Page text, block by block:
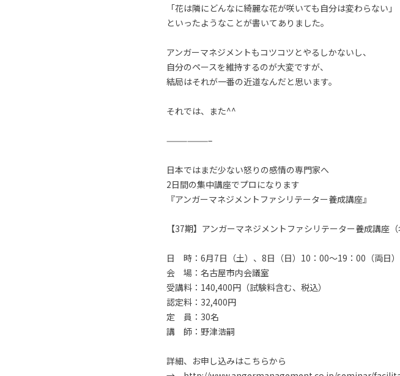
「花は隣にどんなに綺麗な花が咲いても自分は変わらない」
といったようなことが書いてありました。
アンガーマネジメントもコツコツとやるしかないし、
自分のペースを維持するのが大変ですが、
結局はそれが一番の近道なんだと思います。
それでは、また^^
——————–
日本ではまだ少ない怒りの感情の専門家へ
2日間の集中講座でプロになります
『アンガーマネジメントファシリテーター養成講座』
【37期】アンガーマネジメントファシリテーター養成講座（
日 時：6月7日（土）、8日（日）10：00～19：00（両日）
会 場：名古屋市内会議室
受講料：140,400円（試験料含む、税込）
認定料：32,400円
定 員：30名
講 師：野津浩嗣
詳細、お申し込みはこちらから